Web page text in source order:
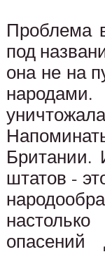
Проблема
под
она не на
Британии.
штатов -
опасений